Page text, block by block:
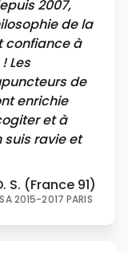
2007,
de la
confiance à
Les
de
enrichie
et à
suis ravie et
S. (France 91)
2015-2017 PARIS